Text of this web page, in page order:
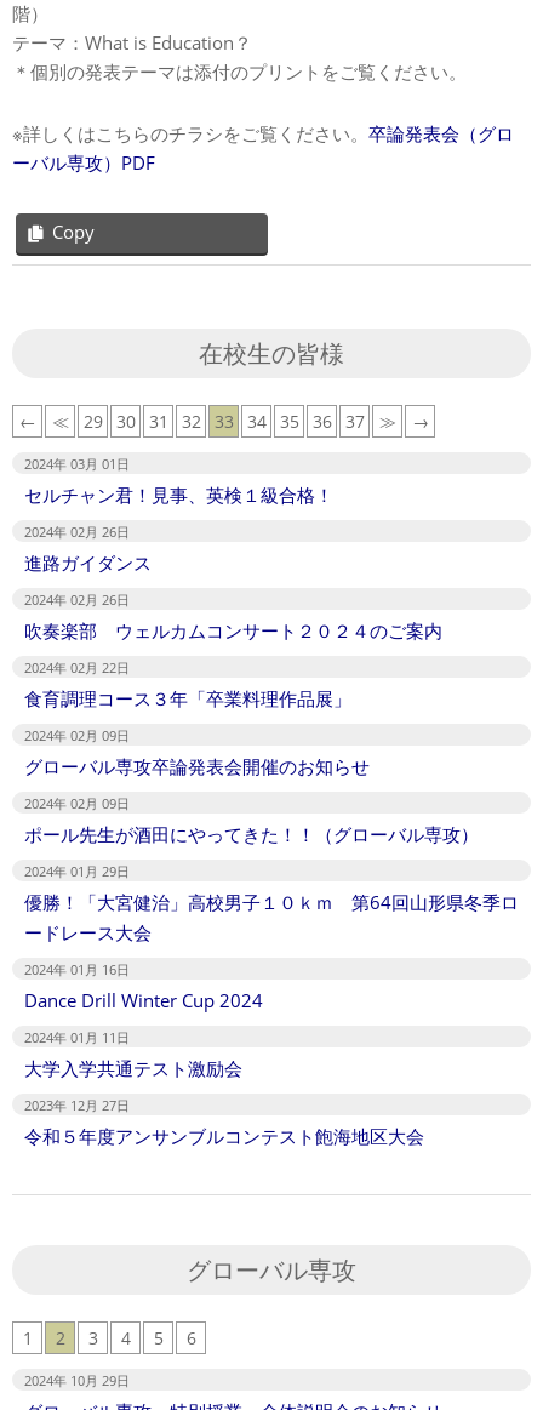
階）
テーマ：What is Education？
＊個別の発表テーマは添付のプリントをご覧ください。
※詳しくはこちらのチラシをご覧ください。 卒論発表会（グロ
ーバル専攻）PDF
Copy
在校生の皆様
← ≪ 29 30 31 32 33 34 35 36 37 ≫ →
2024年 03月 01日
セルチャン君！見事、英検１級合格！
2024年 02月 26日
進路ガイダンス
2024年 02月 26日
吹奏楽部 ウェルカムコンサート２０２４のご案内
2024年 02月 22日
食育調理コース３年「卒業料理作品展」
2024年 02月 09日
グローバル専攻卒論発表会開催のお知らせ
2024年 02月 09日
ポール先生が酒田にやってきた！！（グローバル専攻）
2024年 01月 29日
優勝！「大宮健治」高校男子１０ｋｍ 第64回山形県冬季ロ
ードレース大会
2024年 01月 16日
Dance Drill Winter Cup 2024
2024年 01月 11日
大学入学共通テスト激励会
2023年 12月 27日
令和５年度アンサンブルコンテスト飽海地区大会
グローバル専攻
1 2 3 4 5 6
2024年 10月 29日